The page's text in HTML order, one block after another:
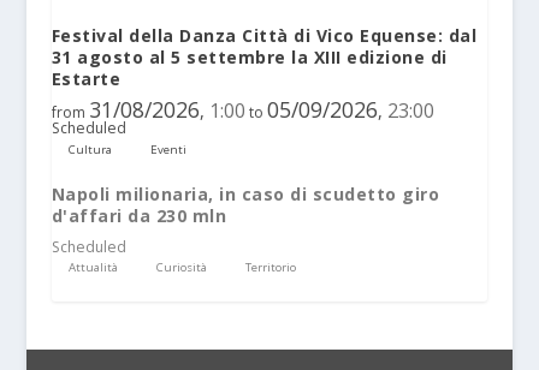
Festival della Danza Città di Vico Equense: dal
31 agosto al 5 settembre la XIII edizione di
Estarte
from 31/08/2026, 1:00 to 05/09/2026, 23:00
Scheduled
Cultura Eventi
Napoli milionaria, in caso di scudetto giro
d'affari da 230 mln
Scheduled
Attualità Curiosità Territorio